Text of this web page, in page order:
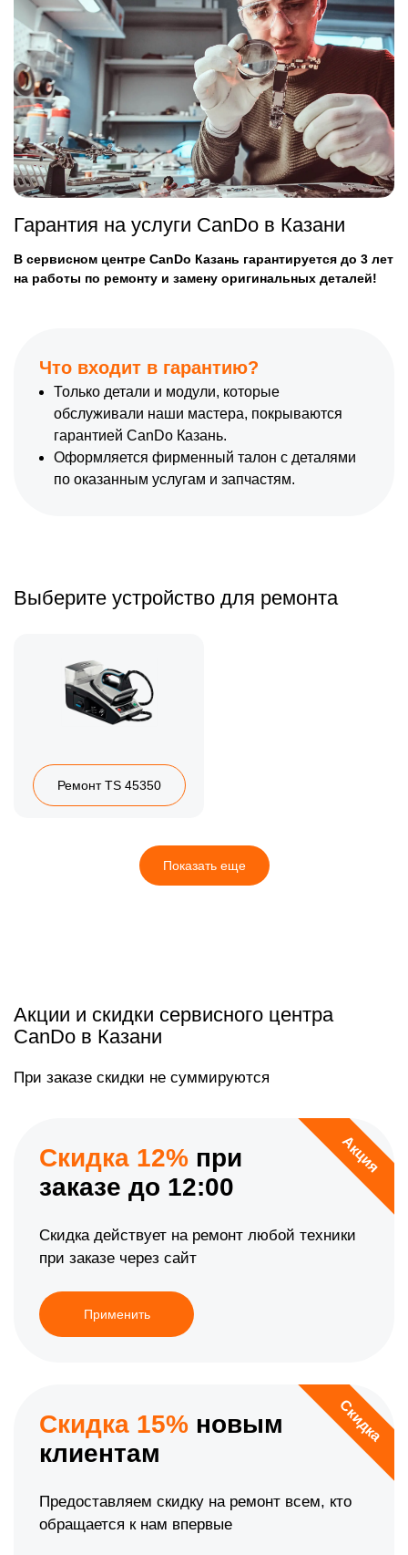
Гарантия на услуги CanDo в Казани
В сервисном центре CanDo Казань гарантируется до 3 лет
на работы по ремонту и замену оригинальных деталей!
Что входит в гарантию?
Только детали и модули, которые
обслуживали наши мастера, покрываются
гарантией CanDo Казань.
Оформляется фирменный талон с деталями
по оказанным услугам и запчастям.
Выберите устройство для ремонта
Ремонт TS 45350
Показать еще
Акции и скидки сервисного центра
CanDo в Казани
При заказе скидки не суммируются
Акция
Скидка 12% при
заказе до 12:00
Скидка действует на ремонт любой техники
при заказе через сайт
Применить
Скидка
Скидка 15% новым
клиентам
Предоставляем скидку на ремонт всем, кто
обращается к нам впервые